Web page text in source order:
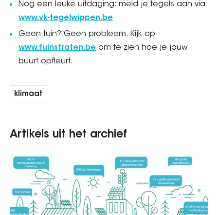
Nog een leuke uitdaging: meld je tegels aan via
www.vk-tegelwippen.be
Geen tuin? Geen probleem. Kijk op
www.tuinstraten.be om te zien hoe je jouw
buurt opfleurt.
klimaat
Artikels uit het archief